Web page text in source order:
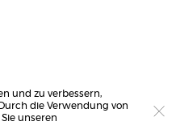
und zu verbessern,
die Verwendung von
unseren